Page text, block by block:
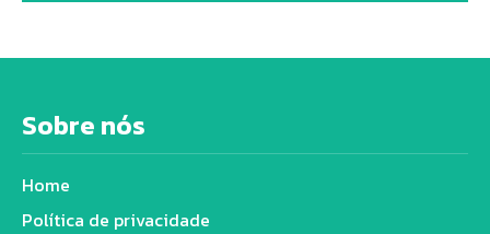
Sobre nós
Home
Política de privacidade